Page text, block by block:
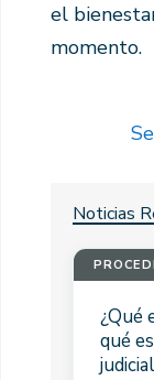
el
momento.
Noticias
¿Qué
qué